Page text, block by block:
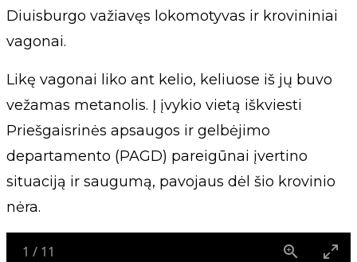
Diuisburgo važiavęs lokomotyvas ir krovininiai
vagonai.
Likę vagonai liko ant kelio, keliuose iš jų buvo
vežamas metanolis. Į įvykio vietą iškviesti
Priešgaisrinės apsaugos ir gelbėjimo
departamento (PAGD) pareigūnai įvertino
situaciją ir saugumą, pavojaus dėl šio krovinio
nėra.
1 / 11